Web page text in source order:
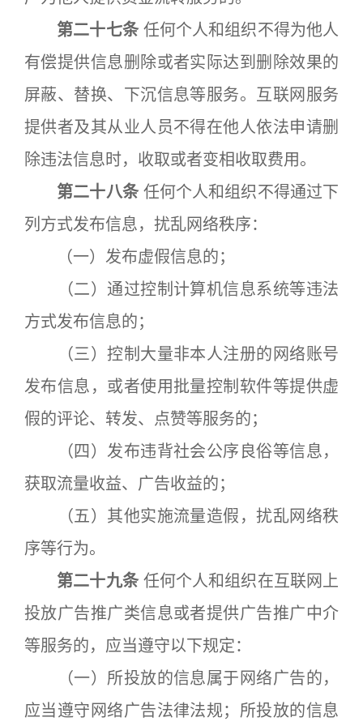
第二十七条任何个人和组织不得为他人
有偿提供信息删除或者实际达到删除效果的
屏蔽、替换、下沉信息等服务。互联网服务
提供者及其从业人员不得在他人依法申请删
除违法信息时，收取或者变相收取费用。
第二十八条任何个人和组织不得通过下
列方式发布信息，扰乱网络秩序：
（一）发布虚假信息的；
（二）通过控制计算机信息系统等违法
方式发布信息的；
（三）控制大量非本人注册的网络账号
发布信息，或者使用批量控制软件等提供虚
假的评论、转发、点赞等服务的；
（四）发布违背社会公序良俗等信息，
获取流量收益、广告收益的；
（五）其他实施流量造假，扰乱网络秩
序等行为。
第二十九条任何个人和组织在互联网上
投放广告推广类信息或者提供广告推广中介
等服务的，应当遵守以下规定：
（一）所投放的信息属于网络广告的，
应当遵守网络广告法律法规；所投放的信息